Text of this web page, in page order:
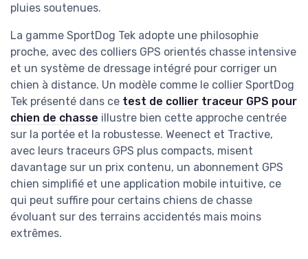
pluies soutenues.
La gamme SportDog Tek adopte une philosophie
proche, avec des colliers GPS orientés chasse intensive
et un système de dressage intégré pour corriger un
chien à distance. Un modèle comme le collier SportDog
Tek présenté dans ce test de collier traceur GPS pour
chien de chasse illustre bien cette approche centrée
sur la portée et la robustesse. Weenect et Tractive,
avec leurs traceurs GPS plus compacts, misent
davantage sur un prix contenu, un abonnement GPS
chien simplifié et une application mobile intuitive, ce
qui peut suffire pour certains chiens de chasse
évoluant sur des terrains accidentés mais moins
extrêmes.